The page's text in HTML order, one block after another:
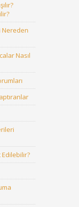
Nereden
Nasıl
Edilebilir?